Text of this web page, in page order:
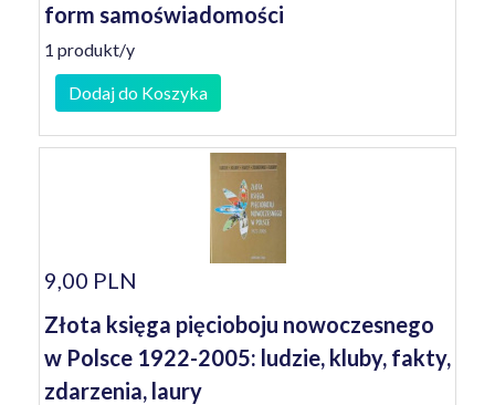
form samoświadomości
1 produkt/y
Dodaj do Koszyka
9,00 PLN
Złota księga pięcioboju nowoczesnego
w Polsce 1922-2005: ludzie, kluby, fakty,
zdarzenia, laury